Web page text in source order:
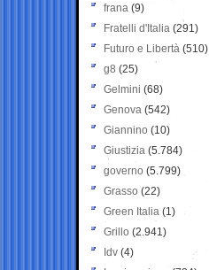
frana (9)
Fratelli d'Italia (291)
Futuro e Libertà (510)
g8 (25)
Gelmini (68)
Genova (542)
Giannino (10)
Giustizia (5.784)
governo (5.799)
Grasso (22)
Green Italia (1)
Grillo (2.941)
Idv (4)